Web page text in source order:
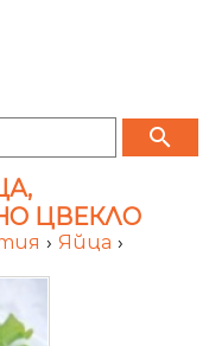
search
ЦВЕКЛО
› Яйца ›